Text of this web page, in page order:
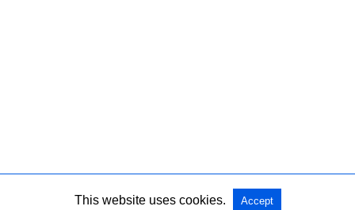
This website uses cookies. Accept